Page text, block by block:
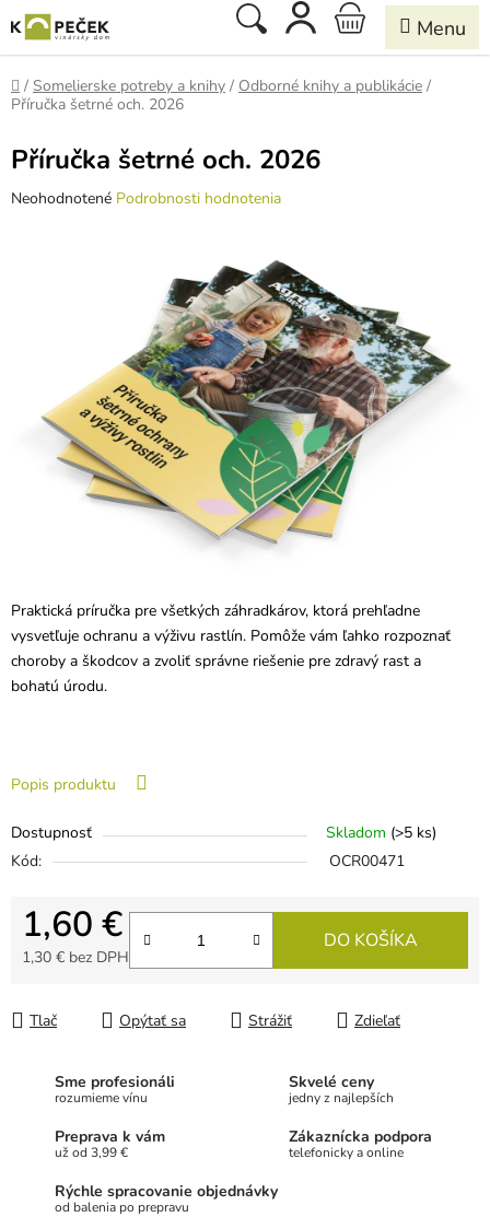
na
obsah
Hľadať
NÁKUPNÝ
KOŠÍK
Domov
/ Somelierske potreby a knihy / Odborné knihy a publikácie /
Příručka šetrné och. 2026
Praktická príručka pre všetkých záhradkárov, ktorá prehľadne
vysvetľuje ochranu a výživu rastlín. Pomôže vám ľahko rozpoznať
choroby a škodcov a zvoliť správne riešenie pre zdravý rast a
bohatú úrodu.
Popis produktu
Dostupnosť Skladom (>5 ks)
Kód:
OCR00471
1,60 €
1,30 € bez DPH
DO KOŠÍKA
Tlač Opýtať sa Strážiť Zdieľať
Příručka šetrné och. 2026
Priemerné
Neohodnotené Podrobnosti hodnotenia
Sme profesionáli
rozumieme vínu
Skvelé ceny
jedny z najlepších
Preprava k vám
už od 3,99 €
Zákaznícka podpora
telefonicky a online
Rýchle spracovanie objednávky
od balenia po prepravu